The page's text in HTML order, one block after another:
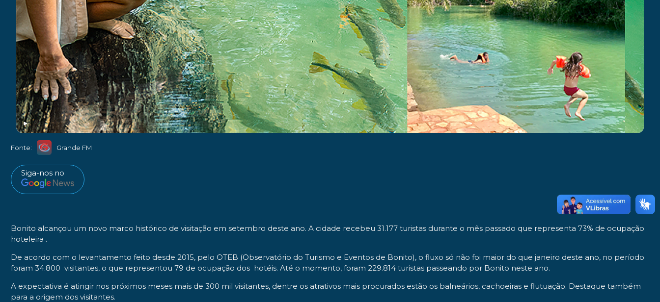
►
Fonte: Grande FM
Siga-nos no
Bonito alcançou um novo marco histórico de visitação em setembro deste ano. A cidade recebeu 31.177 turistas durante o mês passado que representa 73% de ocupação
hoteleira .
De acordo com o levantamento feito desde 2015, pelo OTEB (Observatório do Turismo e Eventos de Bonito), o fluxo só não foi maior do que janeiro deste ano, no período
foram 34.800 visitantes, o que representou 79 de ocupação dos hotéis. Até o momento, foram 229.814 turistas passeando por Bonito neste ano.
A expectativa é atingir nos próximos meses mais de 300 mil visitantes, dentre os atrativos mais procurados estão os balneários, cachoeiras e flutuação. Destaque também
para a origem dos visitantes.